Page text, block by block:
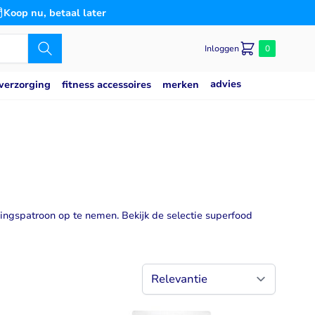
Koop nu, betaal later
Inloggen 0
Detox
Hart & Bloedvaten
Immuunsysteem
fitness accessoires merken advies
op te nemen. Bekijk de selectie superfood